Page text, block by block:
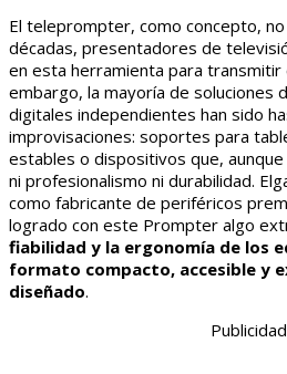
El teleprompter, como concepto,
décadas, presentadores de
en esta herramienta para transmitir
embargo, la mayoría de soluciones
digitales independientes han sido
improvisaciones: soportes para
estables o dispositivos que,
ni profesionalismo ni durabilidad.
como fabricante de periféricos
logrado con este Prompter algo
fiabilidad y la ergonomía de los
formato compacto, accesible y
diseñado.
Publicidad